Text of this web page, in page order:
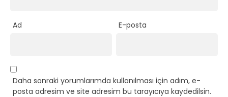
Ad E-posta
Daha sonraki yorumlarımda kullanılması için adım, e-
posta adresim ve site adresim bu tarayıcıya kaydedilsin.